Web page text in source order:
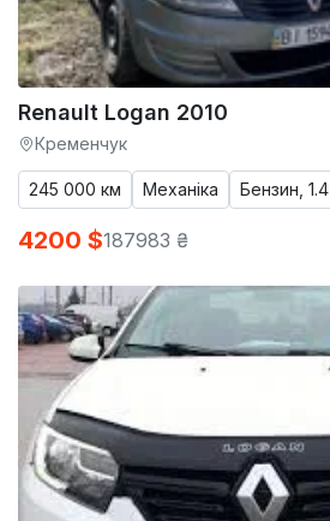
Renault Logan 2010
Кременчук
245 000 км Механіка Бензин, 1.4
4200 $187983 ₴